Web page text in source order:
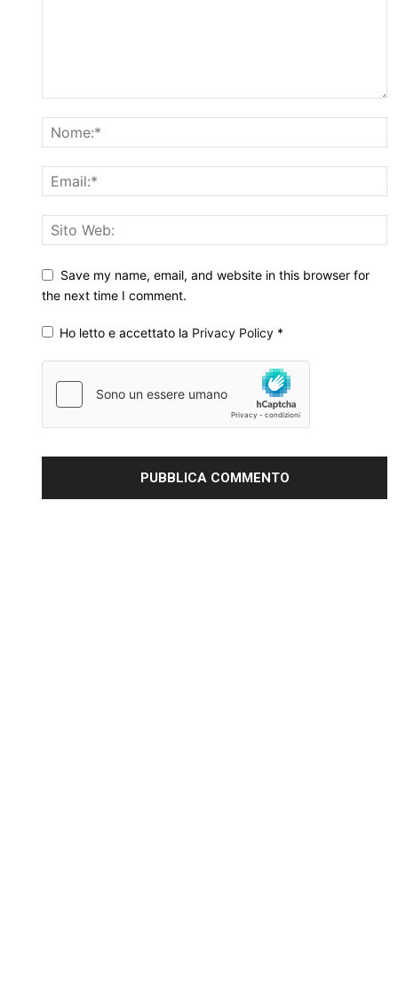
Save my name, email, and website in this browser for
the next time I comment.
Ho letto e accettato la Privacy Policy *